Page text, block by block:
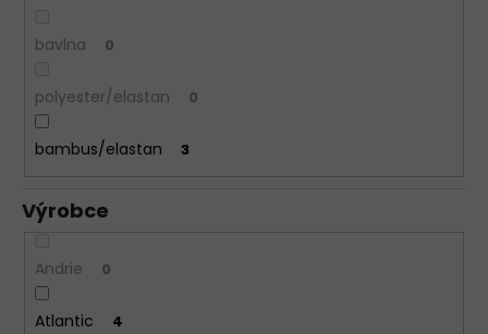
bavlna 0
polyester/elastan 0
bambus/elastan 3
Výrobce
Andrie 0
Atlantic 4